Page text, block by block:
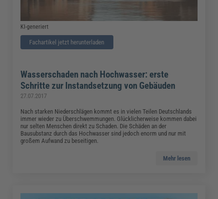
KI-generiert
Fachartikel jetzt herunterladen
Wasserschaden nach Hochwasser: erste
Schritte zur Instandsetzung von Gebäuden
27.07.2017
Nach starken Niederschlägen kommt es in vielen Teilen Deutschlands
immer wieder zu Überschwemmungen. Glücklicherweise kommen dabei
nur selten Menschen direkt zu Schaden. Die Schäden an der
Bausubstanz durch das Hochwasser sind jedoch enorm und nur mit
großem Aufwand zu beseitigen.
Mehr lesen